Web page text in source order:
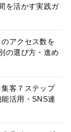
を活かす実践ガ
のアクセス数を
の選び方・進め
集客７ステップ
能活用・SNS連